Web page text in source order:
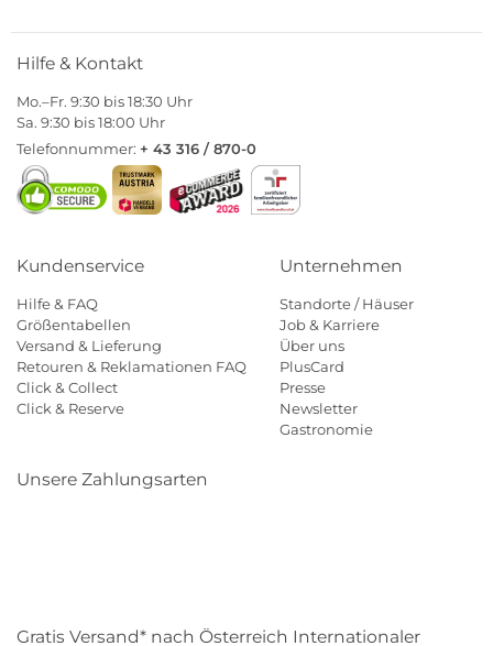
Hilfe & Kontakt
Mo.–Fr. 9:30 bis 18:30 Uhr
Sa. 9:30 bis 18:00 Uhr
Telefonnummer: + 43 316 / 870-0
Kundenservice
Hilfe & FAQ
Größentabellen
Versand & Lieferung
Retouren & Reklamationen FAQ
Click & Collect
Click & Reserve
Unternehmen
Standorte / Häuser
Job & Karriere
Über uns
PlusCard
Presse
Newsletter
Gastronomie
Unsere Zahlungsarten
Gratis Versand* nach Österreich Internationaler